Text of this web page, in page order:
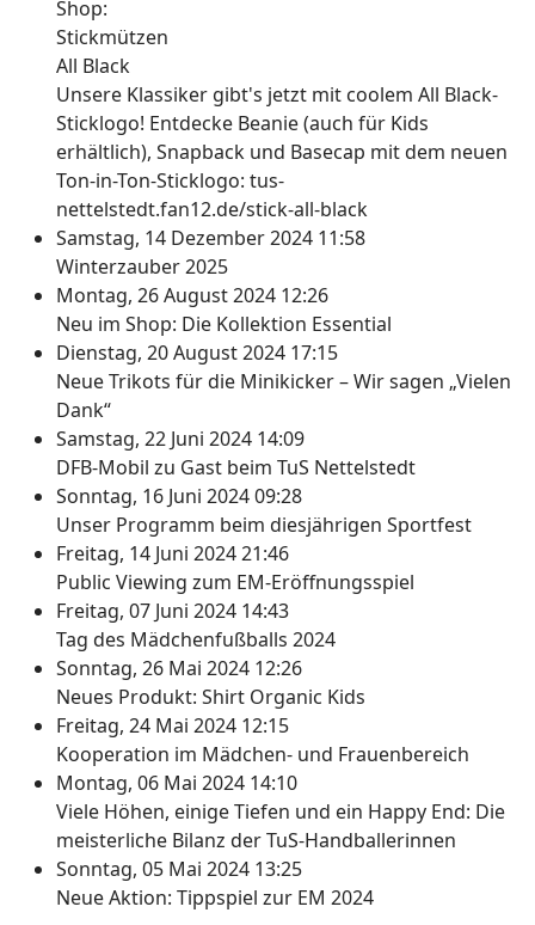
Unsere Klassiker gibt's jetzt mit coolem All Black-
Sticklogo! Entdecke Beanie (auch für Kids
erhältlich), Snapback und Basecap mit dem neuen
Ton-in-Ton-Sticklogo: tus-
nettelstedt.fan12.de/stick-all-black
Samstag, 14 Dezember 2024 11:58
Winterzauber 2025
Montag, 26 August 2024 12:26
Neu im Shop: Die Kollektion Essential
Dienstag, 20 August 2024 17:15
Neue Trikots für die Minikicker – Wir sagen „Vielen
Dank“
Samstag, 22 Juni 2024 14:09
DFB-Mobil zu Gast beim TuS Nettelstedt
Sonntag, 16 Juni 2024 09:28
Unser Programm beim diesjährigen Sportfest
Freitag, 14 Juni 2024 21:46
Public Viewing zum EM-Eröffnungsspiel
Freitag, 07 Juni 2024 14:43
Tag des Mädchenfußballs 2024
Sonntag, 26 Mai 2024 12:26
Neues Produkt: Shirt Organic Kids
Freitag, 24 Mai 2024 12:15
Kooperation im Mädchen- und Frauenbereich
Montag, 06 Mai 2024 14:10
Viele Höhen, einige Tiefen und ein Happy End: Die
meisterliche Bilanz der TuS-Handballerinnen
Sonntag, 05 Mai 2024 13:25
Neue Aktion: Tippspiel zur EM 2024